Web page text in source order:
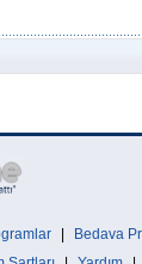
Bedava